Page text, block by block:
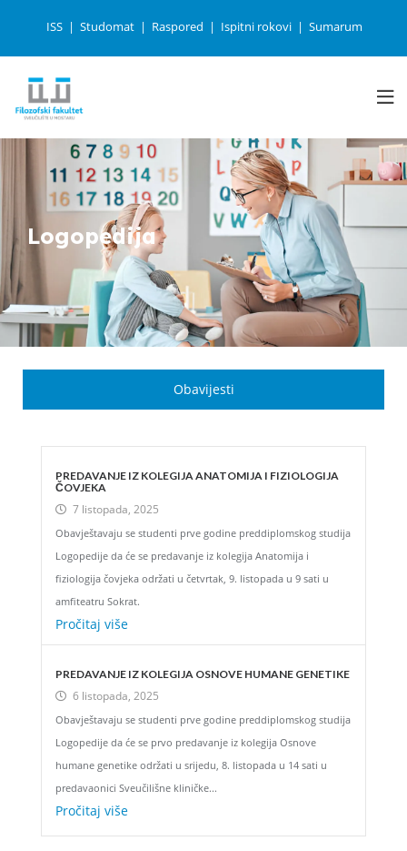
ISS Studomat Raspored Ispitni rokovi Sumarum
Logopedija
Obavijesti
PREDAVANJE IZ KOLEGIJA ANATOMIJA I FIZIOLOGIJA
ČOVJEKA
7 listopada, 2025
Obavještavaju se studenti prve godine preddiplomskog studija
Logopedije da će se predavanje iz kolegija Anatomija i
fiziologija čovjeka održati u četvrtak, 9. listopada u 9 sati u
amfiteatru Sokrat.
Pročitaj više
PREDAVANJE IZ KOLEGIJA OSNOVE HUMANE GENETIKE
6 listopada, 2025
Obavještavaju se studenti prve godine preddiplomskog studija
Logopedije da će se prvo predavanje iz kolegija Osnove
humane genetike održati u srijedu, 8. listopada u 14 sati u
predavaonici Sveučilišne kliničke...
Pročitaj više